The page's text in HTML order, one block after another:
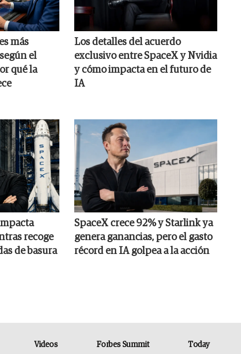
más
el
qué la
Los detalles del acuerdo
exclusivo entre SpaceX y Nvidia
y cómo impacta en el futuro de
IA
recoge
de basura
SpaceX crece 92% y Starlink ya
genera ganancias, pero el gasto
récord en IA golpea a la acción
Videos Forbes Summit Today